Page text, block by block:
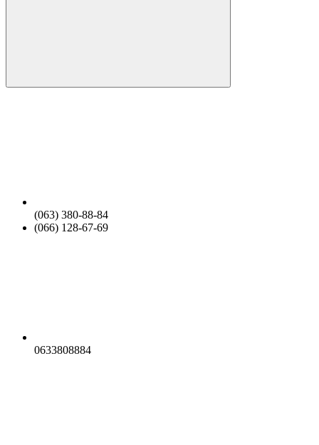
(063) 380-88-84
(066) 128-67-69
0633808884